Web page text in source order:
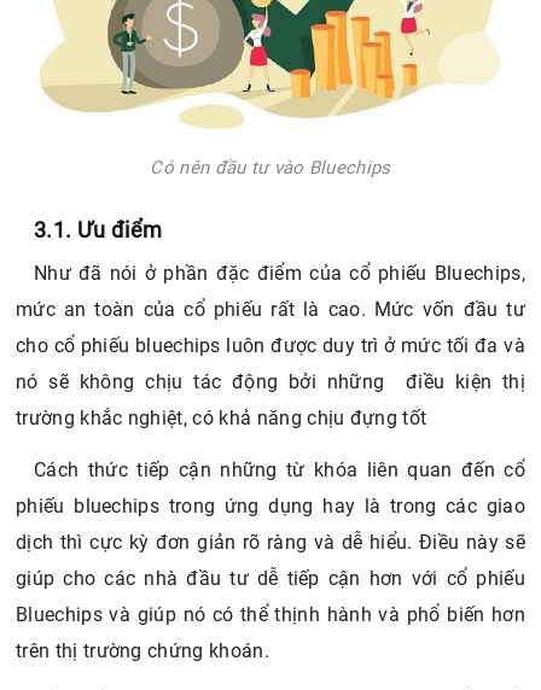
Có nên đầu tư vào Bluechips
3.1. Ưu điểm
Như đã nói ở phần đặc điểm của cổ phiếu Bluechips,
mức an toàn của cổ phiếu rất là cao. Mức vốn đầu tư
cho cổ phiếu bluechips luôn được duy trì ở mức tối đa và
nó sẽ không chịu tác động bởi những điều kiện thị
trường khắc nghiệt, có khả năng chịu đựng tốt
Cách thức tiếp cận những từ khóa liên quan đến cổ
phiếu bluechips trong ứng dụng hay là trong các giao
dịch thì cực kỳ đơn giản rõ ràng và dễ hiểu. Điều này sẽ
giúp cho các nhà đầu tư dễ tiếp cận hơn với cổ phiếu
Bluechips và giúp nó có thể thịnh hành và phổ biến hơn
trên thị trường chứng khoán.